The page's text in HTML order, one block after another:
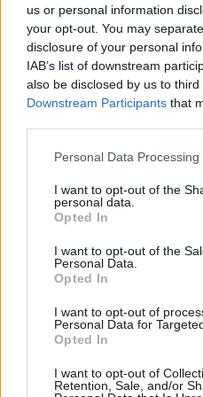
us or personal information
your opt-out. You may
disclosure of your personal
IAB’s list of downstream
also be disclosed by us to
Downstream Participants that
Personal Data
I want to opt-out of the
personal data.
Opted In
I want to opt-out of the
Personal Data.
Opted In
I want to opt-out of
Personal Data for
Opted In
I want to opt-out of
Retention, Sale, and/or
Vakarų žvalgyba
būriai Donbase
stinga technikos
Žinios 2022-04-30